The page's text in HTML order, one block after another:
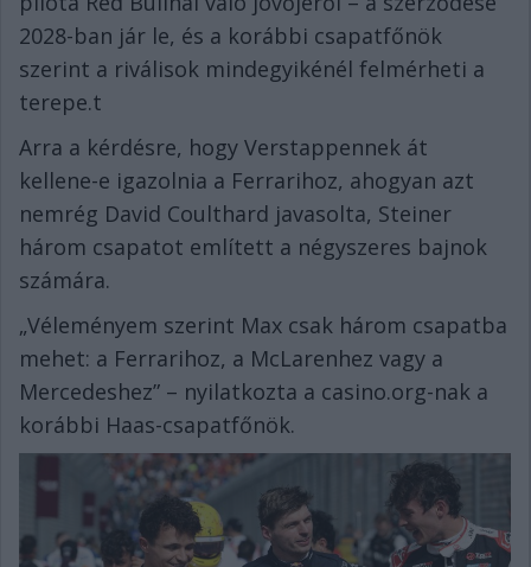
2028-ban jár le, és a korábbi csapatfőnök
szerint a riválisok mindegyikénél felmérheti a
terepe.t
Arra a kérdésre, hogy Verstappennek át
kellene-e igazolnia a Ferrarihoz, ahogyan azt
nemrég David Coulthard javasolta, Steiner
három csapatot említett a négyszeres bajnok
számára.
„Véleményem szerint Max csak három csapatba
mehet: a Ferrarihoz, a McLarenhez vagy a
Mercedeshez” – nyilatkozta a casino.org-nak a
korábbi Haas-csapatfőnök.